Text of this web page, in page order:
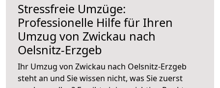
Stressfreie Umzüge:
Professionelle Hilfe für Ihren
Umzug von Zwickau nach
Oelsnitz-Erzgeb
Ihr Umzug von Zwickau nach Oelsnitz-Erzgeb
steht an und Sie wissen nicht, was Sie zuerst